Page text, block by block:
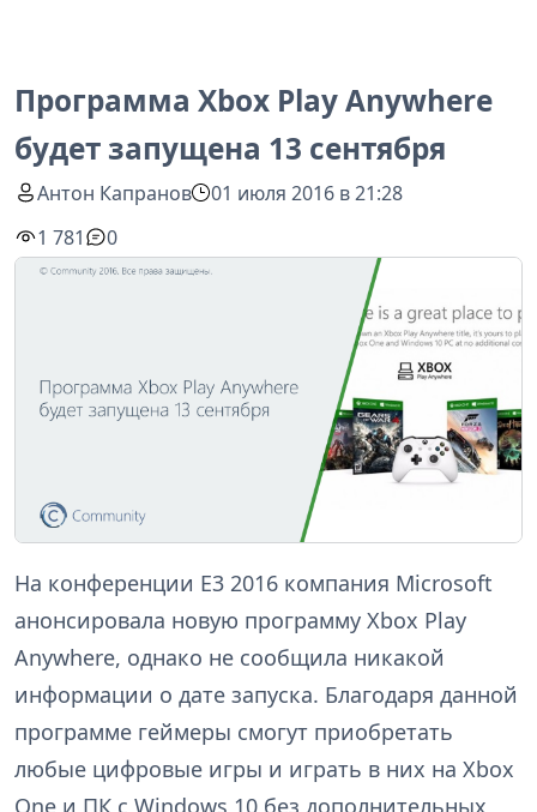
Программа Xbox Play Anywhere
будет запущена 13 сентября
Антон Капранов
01 июля 2016 в 21:28
1 781
0
На конференции E3 2016 компания Microsoft
анонсировала новую программу Xbox Play
Anywhere, однако не сообщила никакой
информации о дате запуска. Благодаря данной
программе геймеры смогут приобретать
любые цифровые игры и играть в них на Xbox